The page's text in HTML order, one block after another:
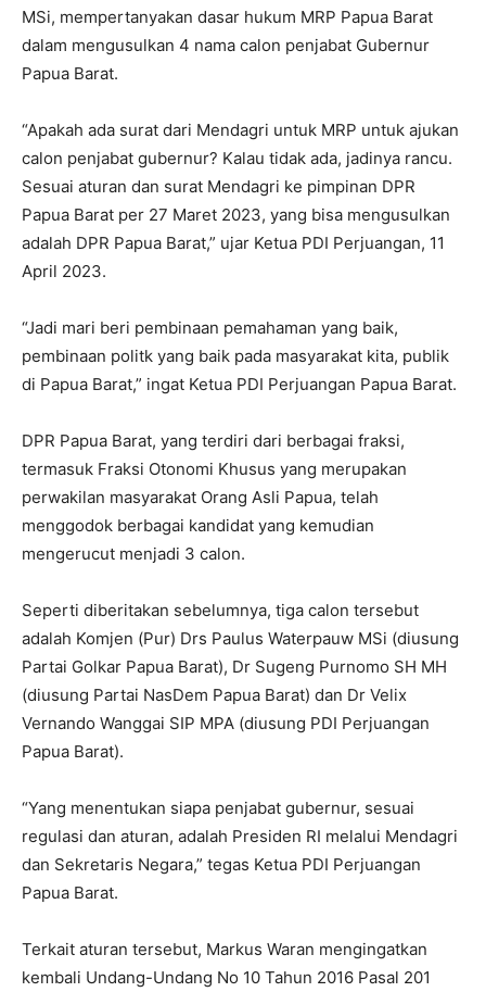
MSi, mempertanyakan dasar hukum MRP Papua Barat
dalam mengusulkan 4 nama calon penjabat Gubernur
Papua Barat.
“Apakah ada surat dari Mendagri untuk MRP untuk ajukan
calon penjabat gubernur? Kalau tidak ada, jadinya rancu.
Sesuai aturan dan surat Mendagri ke pimpinan DPR
Papua Barat per 27 Maret 2023, yang bisa mengusulkan
adalah DPR Papua Barat,” ujar Ketua PDI Perjuangan, 11
April 2023.
“Jadi mari beri pembinaan pemahaman yang baik,
pembinaan politk yang baik pada masyarakat kita, publik
di Papua Barat,” ingat Ketua PDI Perjuangan Papua Barat.
DPR Papua Barat, yang terdiri dari berbagai fraksi,
termasuk Fraksi Otonomi Khusus yang merupakan
perwakilan masyarakat Orang Asli Papua, telah
menggodok berbagai kandidat yang kemudian
mengerucut menjadi 3 calon.
Seperti diberitakan sebelumnya, tiga calon tersebut
adalah Komjen (Pur) Drs Paulus Waterpauw MSi (diusung
Partai Golkar Papua Barat), Dr Sugeng Purnomo SH MH
(diusung Partai NasDem Papua Barat) dan Dr Velix
Vernando Wanggai SIP MPA (diusung PDI Perjuangan
Papua Barat).
“Yang menentukan siapa penjabat gubernur, sesuai
regulasi dan aturan, adalah Presiden RI melalui Mendagri
dan Sekretaris Negara,” tegas Ketua PDI Perjuangan
Papua Barat.
Terkait aturan tersebut, Markus Waran mengingatkan
kembali Undang-Undang No 10 Tahun 2016 Pasal 201